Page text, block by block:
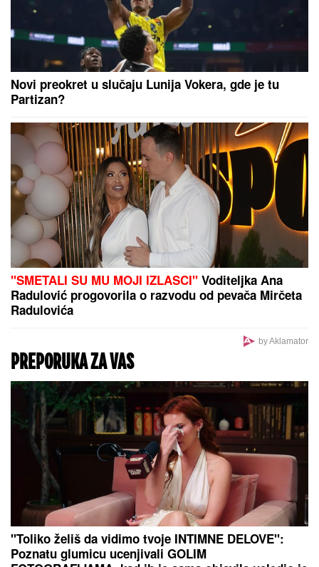
Novi preokret u slučaju Lunija Vokera, gde je tu
Partizan?
"SMETALI SU MU MOJI IZLASCI" Voditeljka Ana
Radulović progovorila o razvodu od pevača Mirčeta
Radulovića
by Aklamator
PREPORUKA ZA VAS
"Toliko želiš da vidimo tvoje INTIMNE DELOVE":
Poznatu glumicu ucenjivali GOLIM